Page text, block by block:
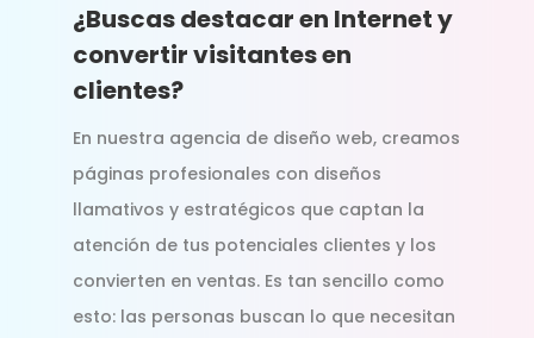
¿Buscas destacar en Internet y
convertir visitantes en
clientes?
En nuestra agencia de diseño web, creamos
páginas profesionales con diseños
llamativos y estratégicos que captan la
atención de tus potenciales clientes y los
convierten en ventas. Es tan sencillo como
esto: las personas buscan lo que necesitan